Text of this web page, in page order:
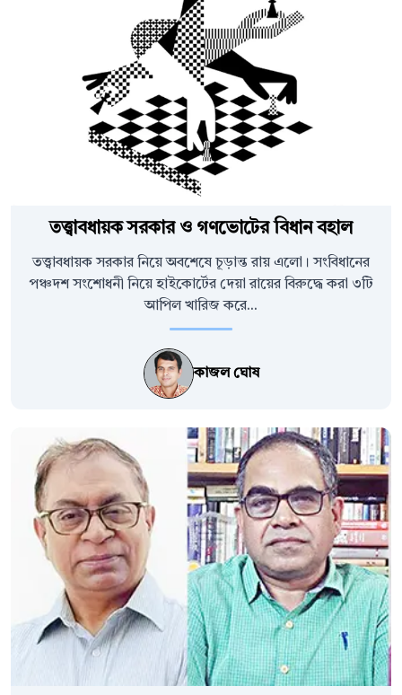
তত্ত্বাবধায়ক সরকার ও গণভোটের বিধান বহাল
তত্ত্বাবধায়ক সরকার নিয়ে অবশেষে চূড়ান্ত রায় এলো। সংবিধানের
পঞ্চদশ সংশোধনী নিয়ে হাইকোর্টের দেয়া রায়ের বিরুদ্ধে করা ৩টি
আপিল খারিজ করে...
কাজল ঘোষ